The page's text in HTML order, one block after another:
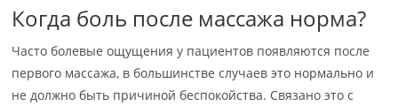
Когда боль после массажа норма?
Часто болевые ощущения у пациентов появляются после
первого массажа, в большинстве случаев это нормально и
не должно быть причиной беспокойства. Связано это с